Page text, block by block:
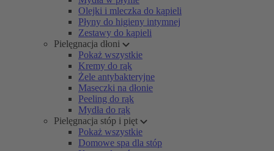
Olejki i mleczka do kąpieli
Płyny do higieny intymnej
Zestawy do kąpieli
Pielęgnacja dłoni
Pokaż wszystkie
Kremy do rąk
Żele antybakteryjne
Maseczki na dłonie
Peeling do rąk
Mydła do rąk
Pielęgnacja stóp i pięt
Pokaż wszystkie
Domowe spa dla stóp